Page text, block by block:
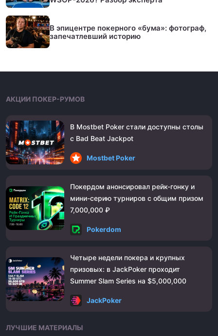
В эпицентре покерного «бума»: фотограф,
запечатлевший историю
АКЦИИ ПОКЕР-РУМОВ
В Mostbet Poker стали доступны столы
с Bad Beat Jackpot
Mostbet Poker
Покердом анонсировал рейк-гонку и
мини-серию турниров с общим призом
7,000,000 ₽
Pokerdom
Четыре недели покера и крупных
призовых: в JackPoker проходит
Summer Slam Series на $5,000,000
JackPoker
ЛУЧШИЕ МАТЕРИАЛЫ